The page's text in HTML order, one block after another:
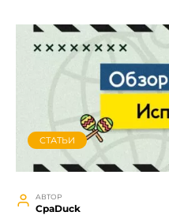
СТАТЬИ
АВТОР
СpaDuck